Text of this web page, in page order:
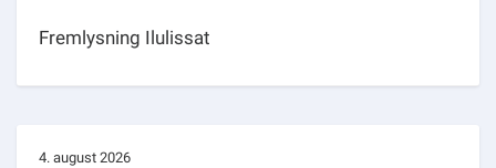
Fremlysning Ilulissat
4. august 2026